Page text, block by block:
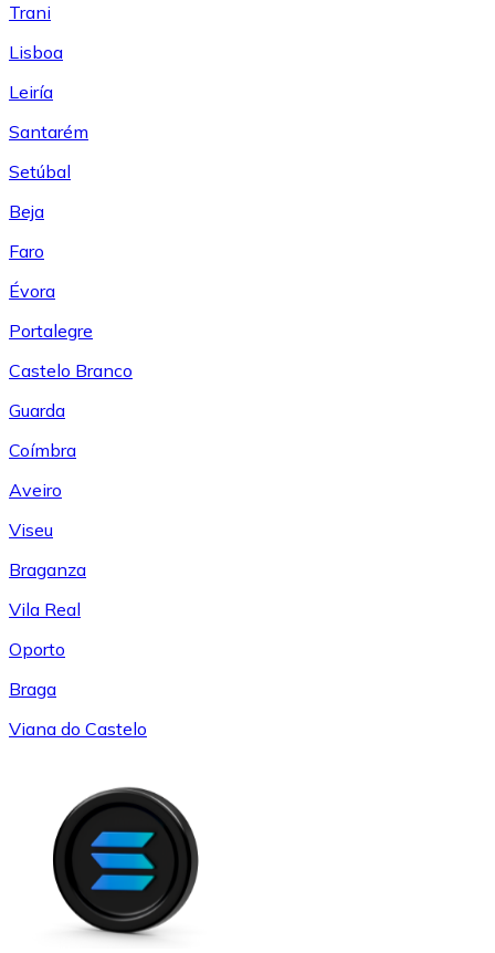
Trani
Lisboa
Leiría
Santarém
Setúbal
Beja
Faro
Évora
Portalegre
Castelo Branco
Guarda
Coímbra
Aveiro
Viseu
Braganza
Vila Real
Oporto
Braga
Viana do Castelo